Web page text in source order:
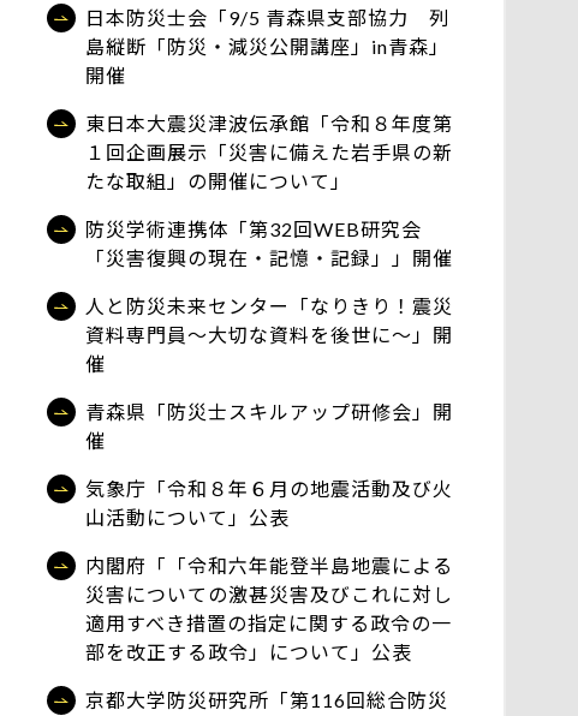
日本防災士会「9/5 青森県支部協力 列
島縦断「防災・減災公開講座」in青森」
開催
東日本大震災津波伝承館「令和８年度第
１回企画展示「災害に備えた岩手県の新
たな取組」の開催について」
防災学術連携体「第32回WEB研究会
「災害復興の現在・記憶・記録」」開催
人と防災未来センター「なりきり！震災
資料専門員～大切な資料を後世に～」開
催
青森県「防災士スキルアップ研修会」開
催
気象庁「令和８年６月の地震活動及び火
山活動について」公表
内閣府「「令和六年能登半島地震による
災害についての激甚災害及びこれに対し
適用すべき措置の指定に関する政令の一
部を改正する政令」について」公表
京都大学防災研究所「第116回総合防災